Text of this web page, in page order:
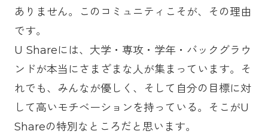
ありません。このコミュニティこそが、その理由
です。
U Shareには、大学・専攻・学年・バックグラウ
ンドが本当にさまざまな人が集まっています。そ
れでも、みんなが優しく、そして自分の目標に対
して高いモチベーションを持っている。そこがU
Shareの特別なところだと思います。